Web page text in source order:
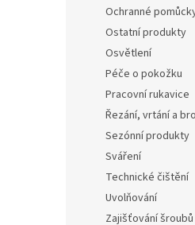
Ochranné
Ostatní produkty
Osvětlení
Péče o pokožku
Pracovní rukavice
Řezání, vrtání a
Sezónní produkty
Sváření
Technické čištění
Uvolňování
Zajišťování šroubů